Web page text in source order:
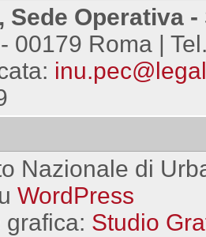
Sede Operativa
00179 Roma |
Nazionale di
WordPress
Studio